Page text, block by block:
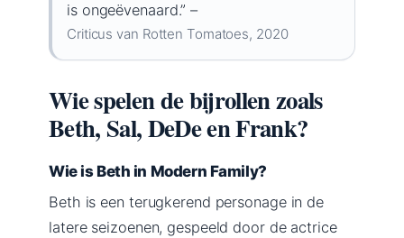
is ongeëvenaard.” –
Criticus van Rotten Tomatoes, 2020
Wie spelen de bijrollen zoals
Beth, Sal, DeDe en Frank?
Wie is Beth in Modern Family?
Beth is een terugkerend personage in de
latere seizoenen, gespeeld door de actrice